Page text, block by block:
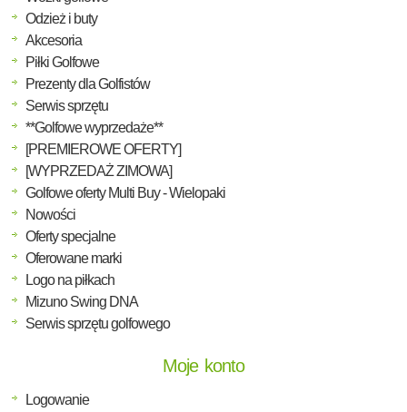
Odzież i buty
Akcesoria
Piłki Golfowe
Prezenty dla Golfistów
Serwis sprzętu
**Golfowe wyprzedaże**
[PREMIEROWE OFERTY]
[WYPRZEDAŻ ZIMOWA]
Golfowe oferty Multi Buy - Wielopaki
Nowości
Oferty specjalne
Oferowane marki
Logo na piłkach
Mizuno Swing DNA
Serwis sprzętu golfowego
Moje konto
Logowanie